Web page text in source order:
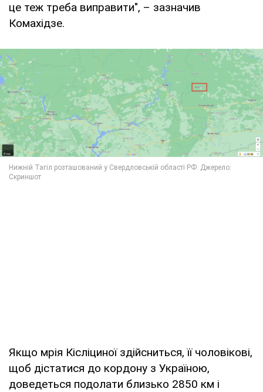
це теж треба виправити", – зазначив
Комахідзе.
Якщо мрія Кісліциної здійсниться, її чоловікові,
щоб дістатися до кордону з Україною,
доведеться подолати близько 2850 км і